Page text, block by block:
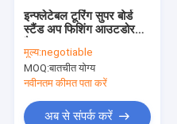
एक उद्धरण की विनती करे
इन्फ्लेटेबल टूरिंग सुपर बोर्ड
स्टैंड अप फिशिंग आउटडोर
मूल्य:negotiable
MOQ:बातचीत योग्य
नवीनतम कीमत पता करें
अब से संपर्क करें